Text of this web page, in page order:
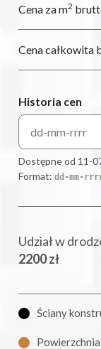
Cena za m2
Cena całkowita
Historia cen
Dostępne od 11-
Format: dd-mm-
Udział w
2200 zł
Ściany